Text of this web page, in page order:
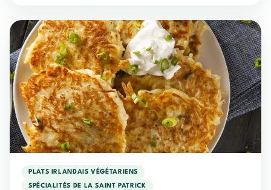
PLATS IRLANDAIS VÉGÉTARIENS
SPÉCIALITÉS DE LA SAINT PATRICK